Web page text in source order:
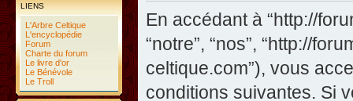
LIENS
L'Arbre Celtique
L'encyclopédie
Forum
Charte du forum
Le livre d'or
Le Bénévole
Le Troll
En accédant à “http://
“notre”, “nos”, “http://
celtique.com”), vous
conditions suivantes. Si